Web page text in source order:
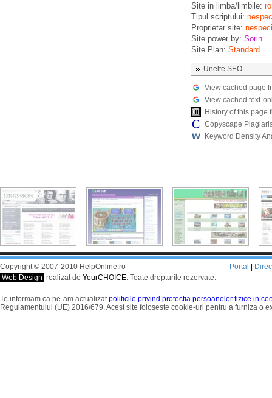
Site in limba/limbile: ro
Tipul scriptului:
Proprietar site:
Site power by: Sorin
Site Plan: Standard
Unelte SEO
View cached page
View cached text-
History of this page
Copyscape
Keyword Density
Copyright © 2007-2010 HelpOnline.ro
Web Design realizat de YourCHOICE. Toate drepturile rezervate.
Portal
Te informam ca ne-am actualizatpoliticile privind protectia persoanelor fizice in
Regulamentului (UE) 2016/679. Acest site foloseste cookie-uri pentru a furniza o